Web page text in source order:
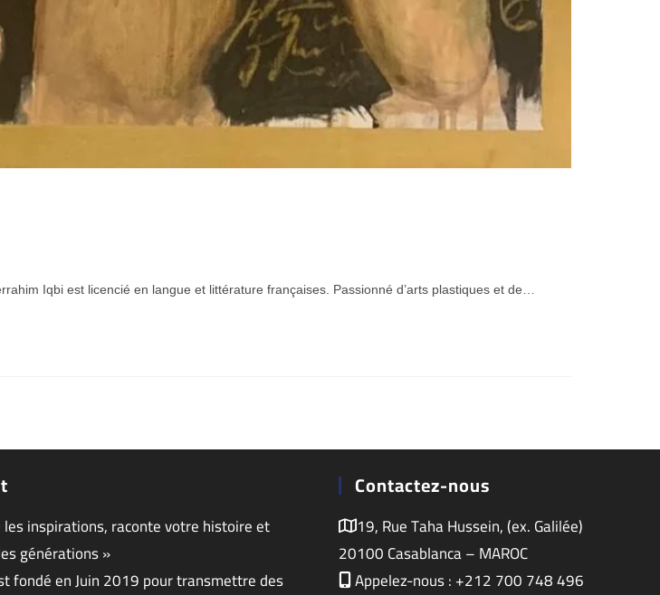
Iqbi est licencié en langue et littérature françaises. Passionné d’arts plastiques et de…
les inspirations, raconte votre histoire et
générations »
fondé en Juin 2019 pour transmettre des
Contactez-nous
19, Rue Taha Hussein, (ex. Galilée)
20100 Casablanca – MAROC
Appelez-nous : +212 700 748 496